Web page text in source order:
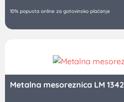
10% popusta online za gotovinsko plaćanje
Metalna mesoreznica LM 1342